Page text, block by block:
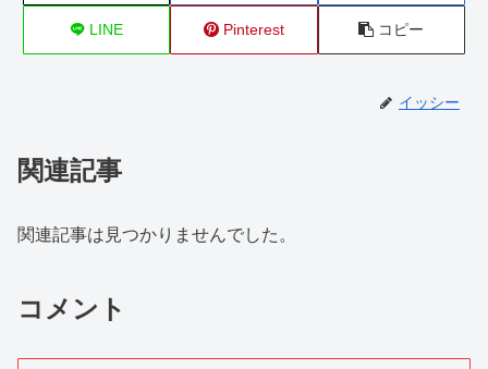
LINE Pinterest コピー
イッシー
関連記事
関連記事は見つかりませんでした。
コメント